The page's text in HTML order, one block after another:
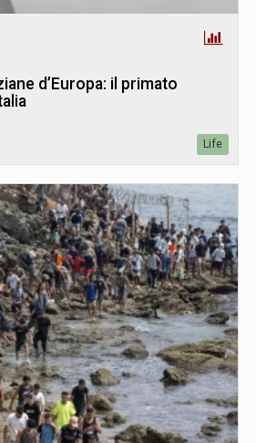
d’Europa: il primato
Life